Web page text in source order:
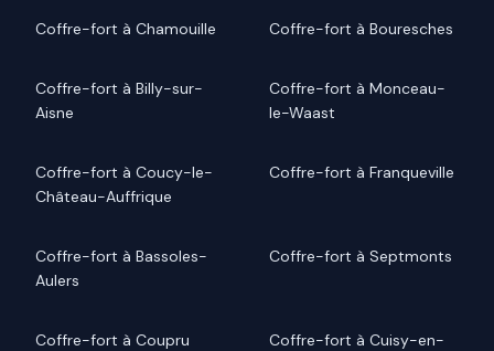
Coffre-fort à Chamouille Coffre-fort à Bouresches
Coffre-fort à Billy-sur-
Aisne
Coffre-fort à Monceau-
le-Waast
Coffre-fort à Coucy-le-
Château-Auffrique
Coffre-fort à Franqueville
Coffre-fort à Bassoles-
Aulers
Coffre-fort à Septmonts
Coffre-fort à Coupru
Coffre-fort à Cuisy-en-